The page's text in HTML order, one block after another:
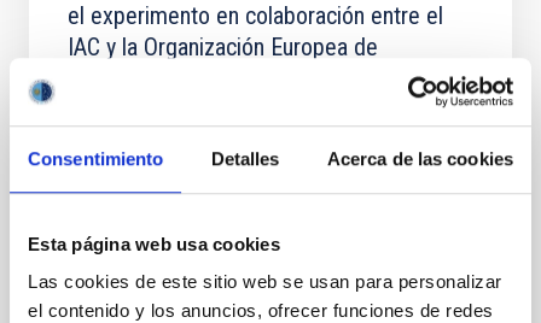
Consentimiento Detalles Acerca de las cookies
Esta página web usa cookies
Las cookies de este sitio web se usan para personalizar
el contenido y los anuncios, ofrecer funciones de redes
el experimento en colaboración entre el
IAC y la Organización Europea de
InvestigaciónAstronómica Hemisferio Sur.
realizados en el telescopio WHT de La Palma en
colaboración científica con el equipo de sistemas de
Fecha en vigor 01/02/2017
No vigente